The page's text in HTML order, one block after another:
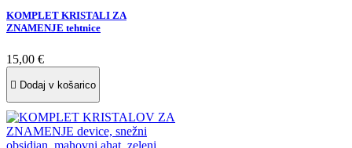
KOMPLET KRISTALI ZA
ZNAMENJE tehtnice
15,00 €
 Dodaj v košarico